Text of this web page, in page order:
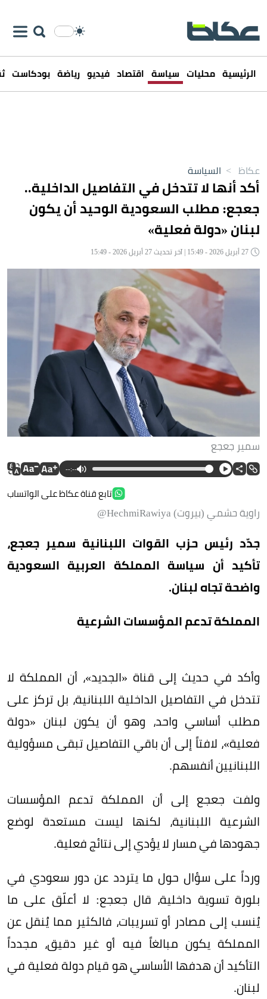
الرئيسية محليات سياسة اقتصاد فيديو رياضة بودكاست
عكاظ > السياسة
أكد أنها لا تتدخل في التفاصيل الداخلية..
جعجع: مطلب السعودية الوحيد أن يكون
لبنان «دولة فعلية»
سمير جعجع
--:--
تابع قناة عكاظ على الواتساب
راوية حشمي (بيروت) HechmiRawiya@
جدّد رئيس حزب القوات اللبنانية سمير جعجع،
تأكيد أن سياسة المملكة العربية السعودية
واضحة تجاه لبنان.
المملكة تدعم المؤسسات الشرعية
وأكد في حديث إلى قناة «الجديد»، أن المملكة لا
تتدخل في التفاصيل الداخلية اللبنانية، بل تركز على
مطلب أساسي واحد، وهو أن يكون لبنان «دولة
فعلية»، لافتاً إلى أن باقي التفاصيل تبقى مسؤولية
اللبنانيين أنفسهم.
ولفت جعجع إلى أن المملكة تدعم المؤسسات
الشرعية اللبنانية، لكنها ليست مستعدة لوضع
جهودها في مسار لا يؤدي إلى نتائج فعلية.
ورداً على سؤال حول ما يتردد عن دور سعودي في
بلورة تسوية داخلية، قال جعجع: لا أعلّق على ما
يُنسب إلى مصادر أو تسريبات، فالكثير مما يُنقل عن
المملكة يكون مبالغاً فيه أو غير دقيق، مجدداً
التأكيد أن هدفها الأساسي هو قيام دولة فعلية في
لبنان.